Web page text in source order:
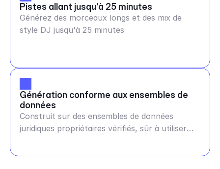
Pistes allant jusqu'à 25 minutes
Générez des morceaux longs et des mix de
style DJ jusqu'à 25 minutes
Génération conforme aux ensembles de
données
Construit sur des ensembles de données
juridiques propriétaires vérifiés, sûr à utiliser